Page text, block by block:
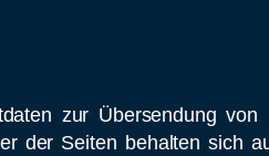
zur Übersendung von
der Seiten behalten sich